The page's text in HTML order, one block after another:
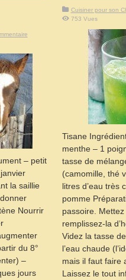
– petit
la saillie
Nourrir
du 8°
–
jours
Cuisiner pour son
753 Vues
Tisane
menthe – 1
tasse de
(camomille, thé
litres d’eau très
pomme
passoire.
remplissez-la
Videz la tasse
l’eau chaude
mais il faut faire
Laissez le tout